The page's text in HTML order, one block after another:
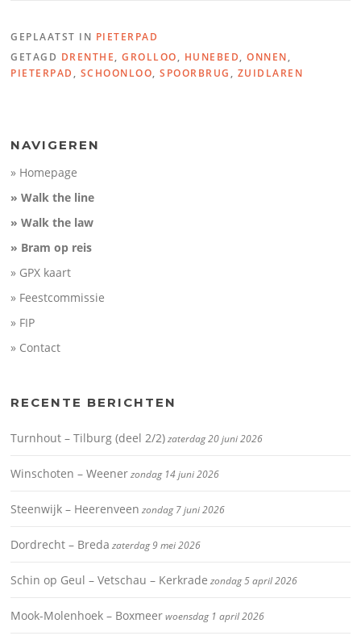
-50
100
Distance:34,1 km
Minimum elevation:
Maximum elevation:
GEPLAATST IN PIETERPAD
GETAGD DRENTHE,GROLLOO, HUNEBED,ONNEN,
PIETERPAD, SCHOONLOO,SPOORBRUG, ZUIDLAREN
NAVIGEREN
» Homepage
» Walk the line
» Walk the law
» Bram op reis
» GPX kaart
» Feestcommissie
» FIP
» Contact
RECENTE BERICHTEN
Turnhout – Tilburg (deel 2/2)zaterdag 20 juni 2026
Winschoten – Weenerzondag 14 juni 2026
Steenwijk – Heerenveen zondag 7 juni 2026
Dordrecht – Breda zaterdag 9 mei 2026
Schin op Geul – Vetschau – Kerkrade zondag 5 april 2026
Mook-Molenhoek – Boxmeerwoensdag 1 april 2026